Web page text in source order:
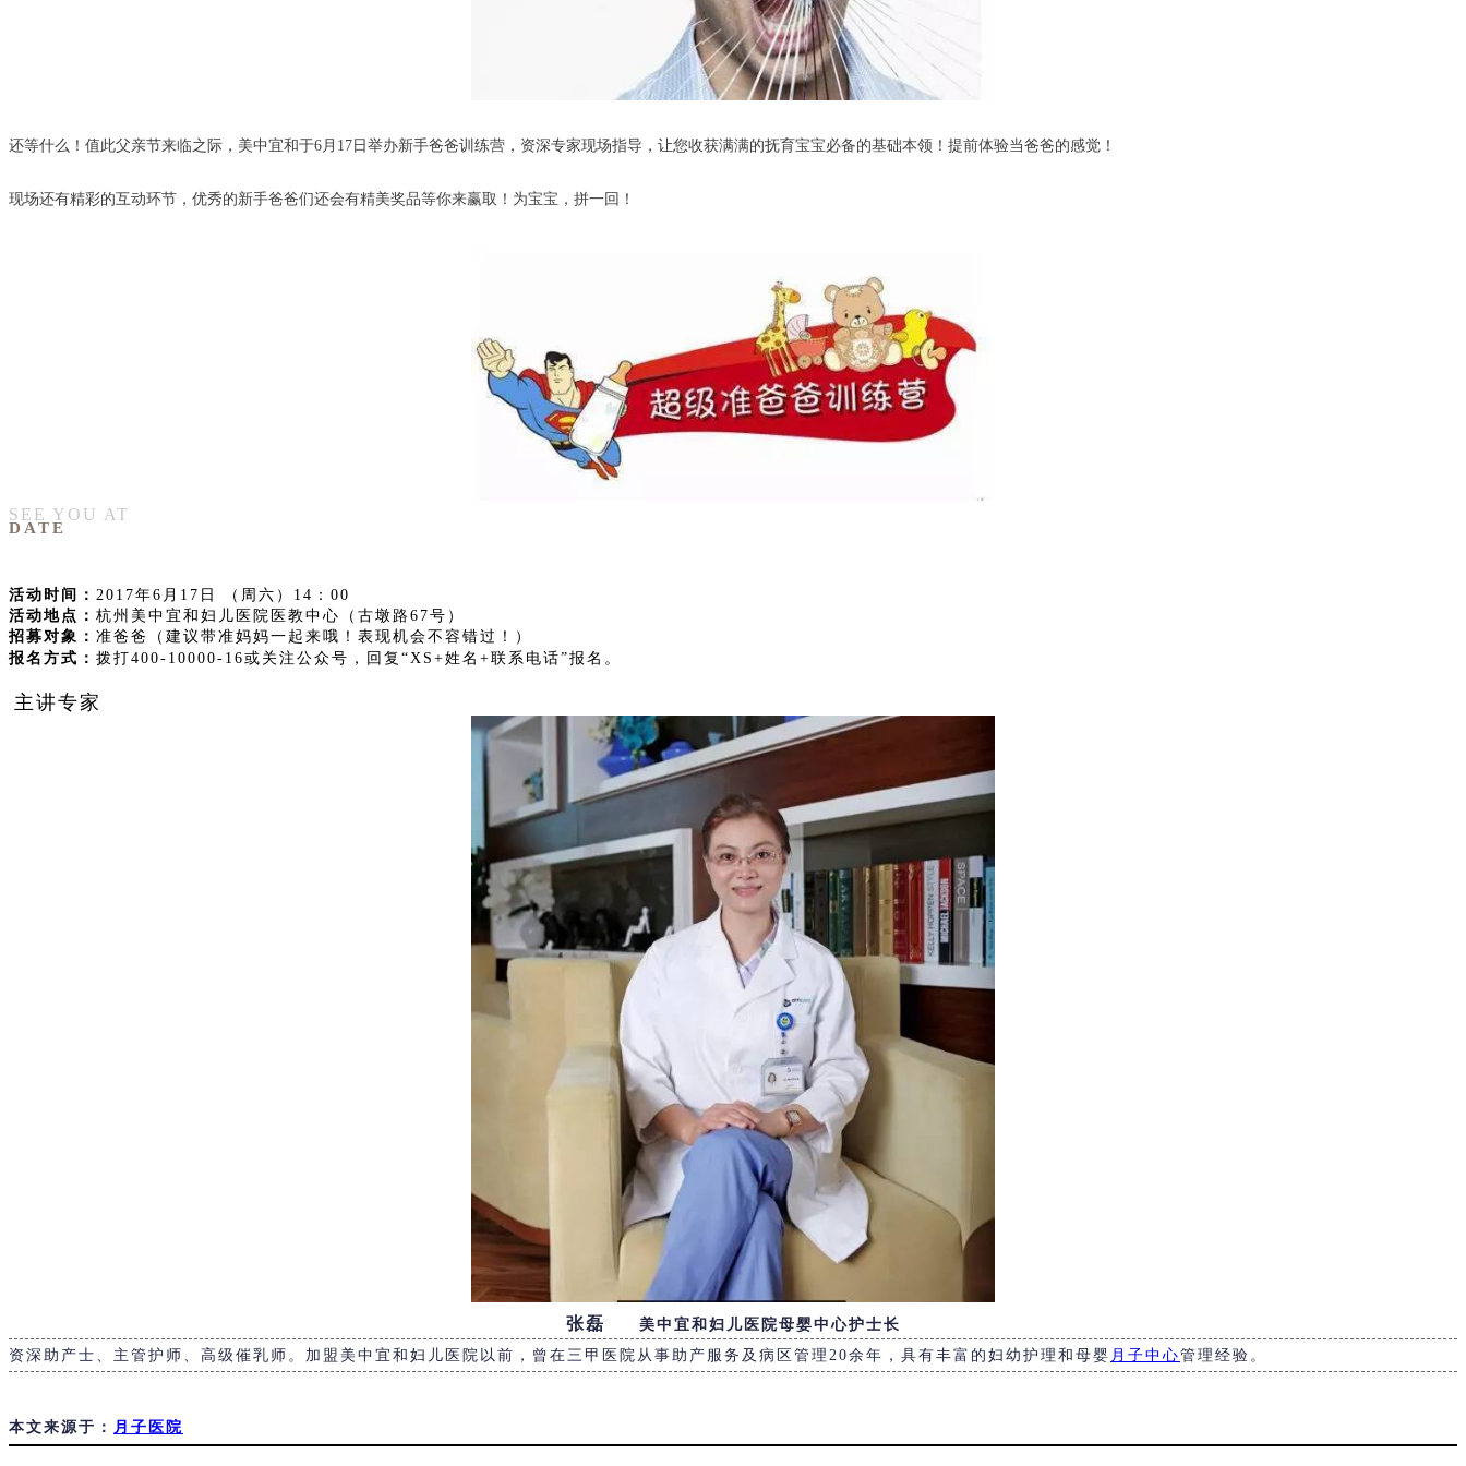
还等什么！值此父亲节来临之际，美中宜和于6月17日举办新手爸爸训练营，资深专家现场指导，让您收获满满的抚育宝宝必备的基础本领！提前体验当爸爸的感觉！
现场还有精彩的互动环节，优秀的新手爸爸们还会有精美奖品等你来赢取！为宝宝，拼一回！
SEE YOU AT
DATE
活动时间： 2017年6月17日 （周六）14：00
活动地点： 杭州美中宜和妇儿医院医教中心（古墩路67号）
招募对象： 准爸爸（建议带准妈妈一起来哦！表现机会不容错过！）
报名方式： 拨打400-10000-16或关注公众号，回复“XS+姓名+联系电话”报名。
主讲专家
张磊
美中宜和妇儿医院母婴中心护士长
资深助产士、主管护师、高级催乳师。加盟美中宜和妇儿医院以前，曾在三甲医院从事助产服务及病区管理20余年，具有丰富的妇幼护理和母婴 月子中心管理经验。
本文来源于： 月子医院